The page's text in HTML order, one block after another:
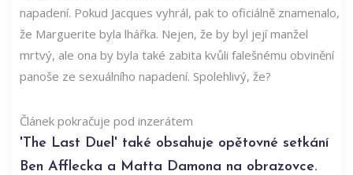
napadení. Pokud Jacques vyhrál, pak to oficiálně znamenalo,
že Marguerite byla lhářka. Nejen, že by byl její manžel
mrtvý, ale ona by byla také zabita kvůli falešnému obvinění
panoše ze sexuálního napadení. Spolehlivý, že?
Článek pokračuje pod inzerátem
'The Last Duel' také obsahuje opětovné setkání
Ben Afflecka a Matta Damona na obrazovce.